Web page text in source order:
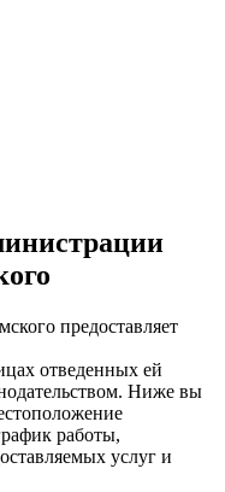
предоставляет
отведенных ей
Ниже вы
работы,
услуг и